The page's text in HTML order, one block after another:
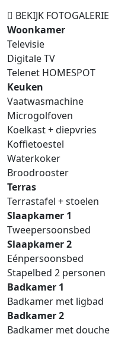
BEKIJK FOTOGALERIE
Woonkamer
Televisie
Digitale TV
Telenet HOMESPOT
Keuken
Vaatwasmachine
Microgolfoven
Koelkast + diepvries
Koffietoestel
Waterkoker
Broodrooster
Terras
Terrastafel + stoelen
Slaapkamer 1
Tweepersoonsbed
Slaapkamer 2
Eénpersoonsbed
Stapelbed 2 personen
Badkamer 1
Badkamer met ligbad
Badkamer 2
Badkamer met douche